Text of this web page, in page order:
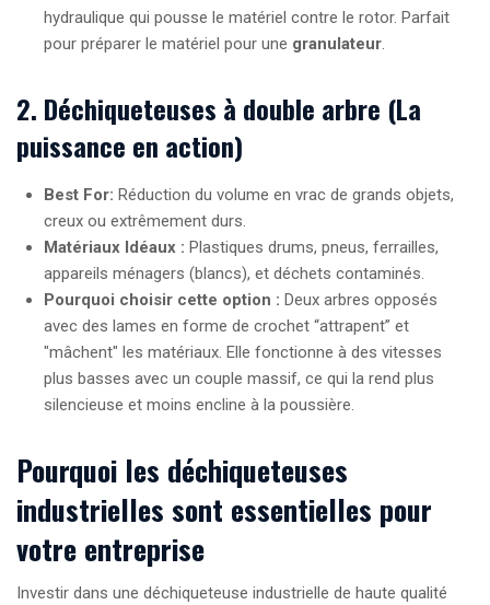
hydraulique qui pousse le matériel contre le rotor. Parfait
pour préparer le matériel pour une granulateur.
2. Déchiqueteuses à double arbre (La
puissance en action)
Best For: Réduction du volume en vrac de grands objets,
creux ou extrêmement durs.
Matériaux Idéaux : Plastiques drums, pneus, ferrailles,
appareils ménagers (blancs), et déchets contaminés.
Pourquoi choisir cette option : Deux arbres opposés
avec des lames en forme de crochet “attrapent” et
"mâchent" les matériaux. Elle fonctionne à des vitesses
plus basses avec un couple massif, ce qui la rend plus
silencieuse et moins encline à la poussière.
Pourquoi les déchiqueteuses
industrielles sont essentielles pour
votre entreprise
Investir dans une déchiqueteuse industrielle de haute qualité